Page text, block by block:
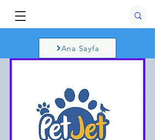
Ana Sayfa